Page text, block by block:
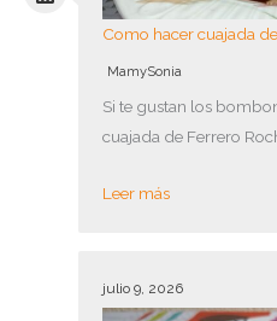
Como hacer cuajada
MamySonia
Si te gustan los
cuajada de Ferrero
Leer más
julio 9, 2026